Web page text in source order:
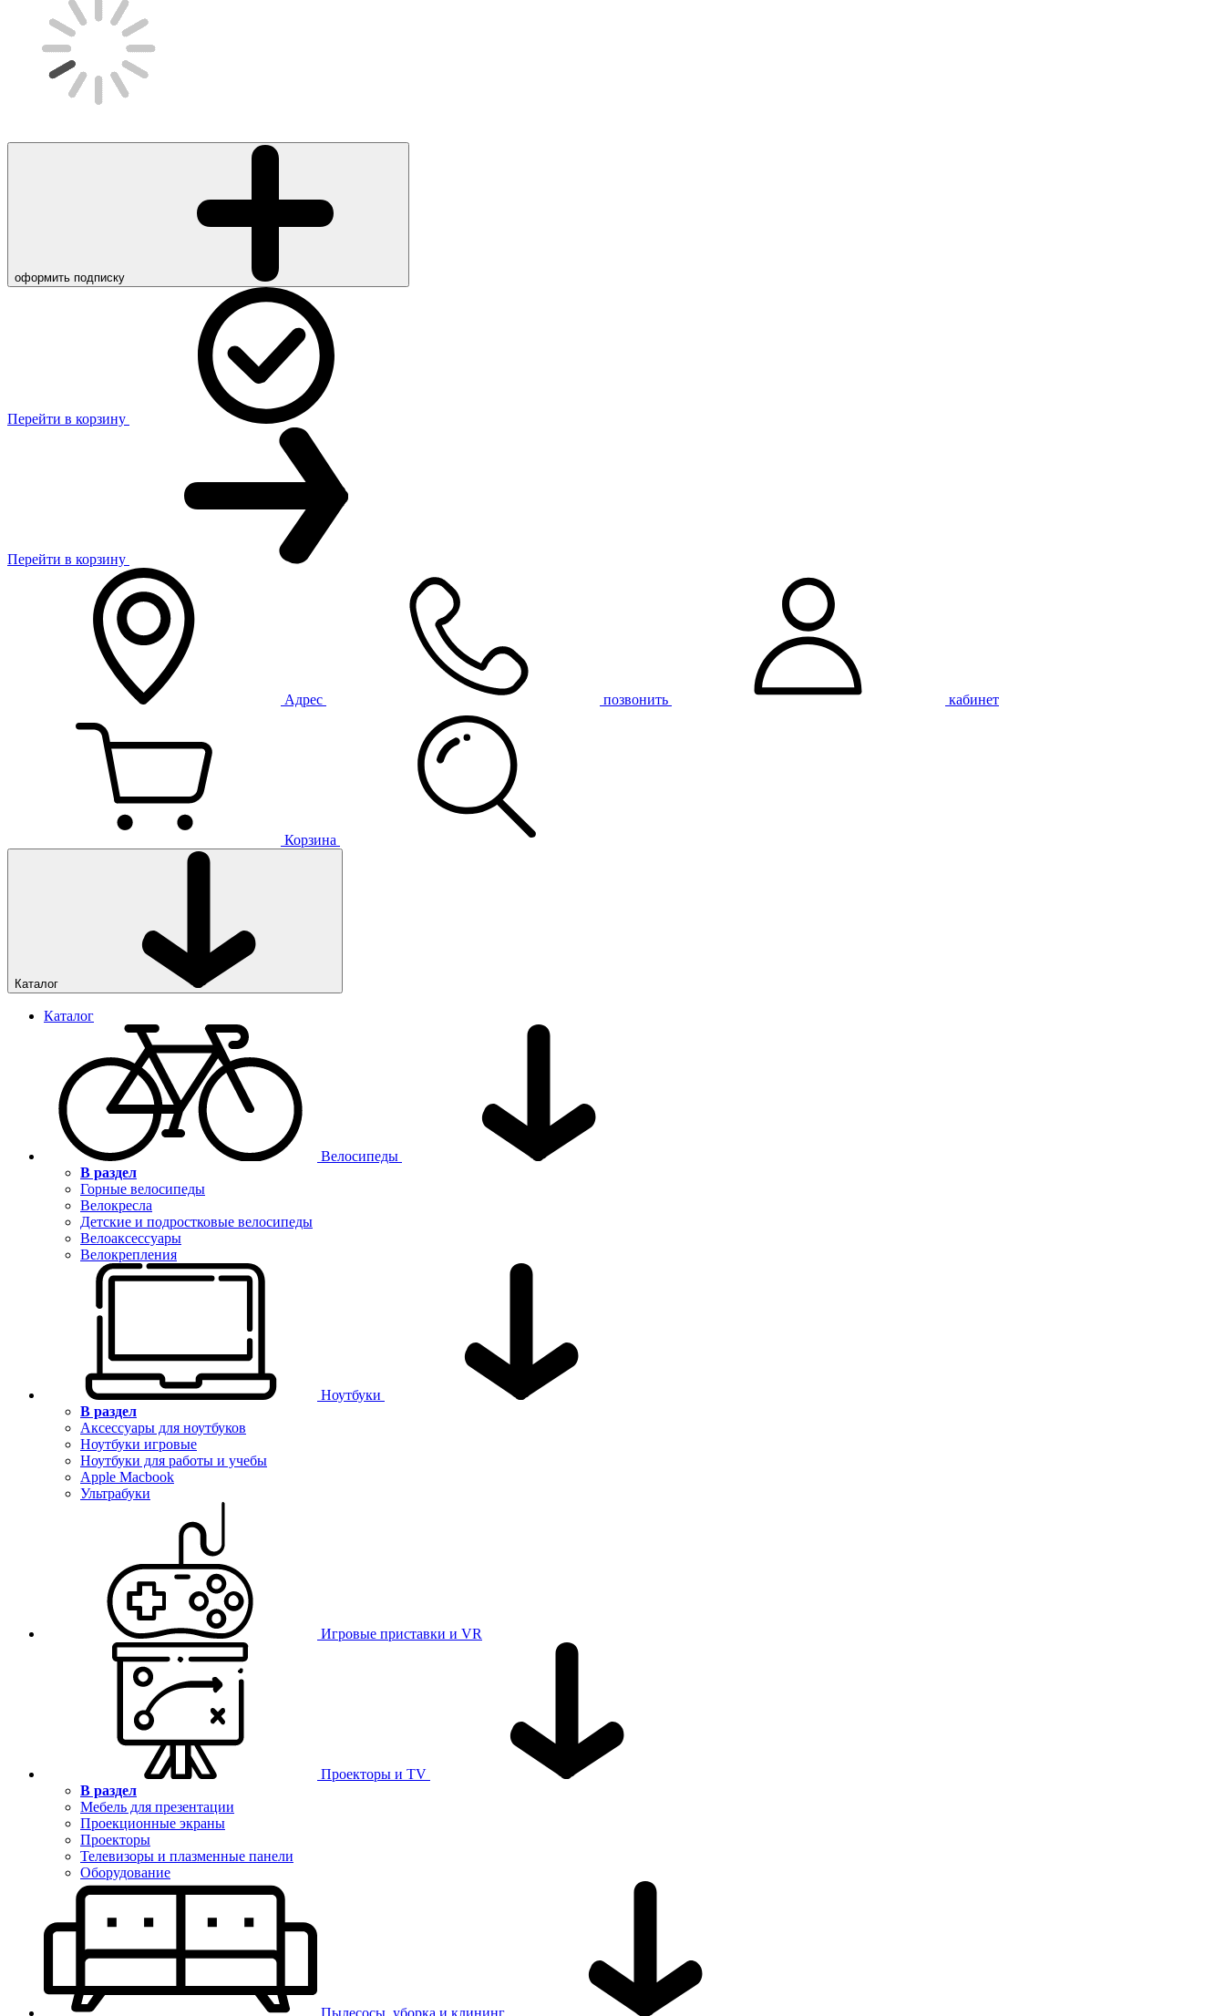
оформить подписку
Перейти в корзину
Перейти в корзину
Адрес позвонить кабинет
Корзина
Каталог
Каталог
Велосипеды
В раздел
Горные велосипеды
Велокресла
Детские и подростковые велосипеды
Велоаксессуары
Велокрепления
Ноутбуки
В раздел
Аксессуары для ноутбуков
Ноутбуки игровые
Ноутбуки для работы и учебы
Apple Macbook
Ультрабуки
Игровые приставки и VR
Проекторы и TV
В раздел
Мебель для презентации
Проекционные экраны
Проекторы
Телевизоры и плазменные панели
Оборудование
Пылесосы, уборка и клининг